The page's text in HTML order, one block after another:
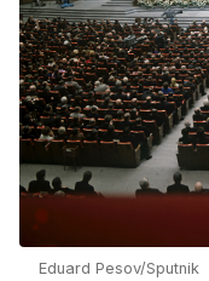
Eduard Pesov/Sputnik